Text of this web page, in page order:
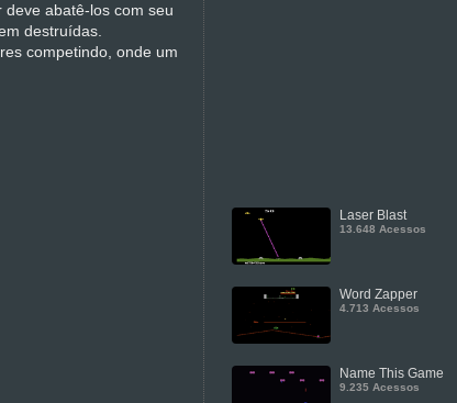
abatê-los com seu
destruídas.
competindo, onde um
Laser Blast
13.648 Acessos
Word Zapper
4.713 Acessos
Name This Game
9.235 Acessos